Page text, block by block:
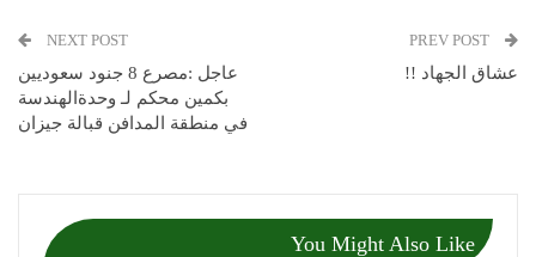
عشاق الجهاد !!
NEXT POST
عاجل :مصرع 8 جنود سعوديين
بكمين محكم لـ وحدةالهندسة
في منطقة المدافن قبالة جيزان
You Might Also Like